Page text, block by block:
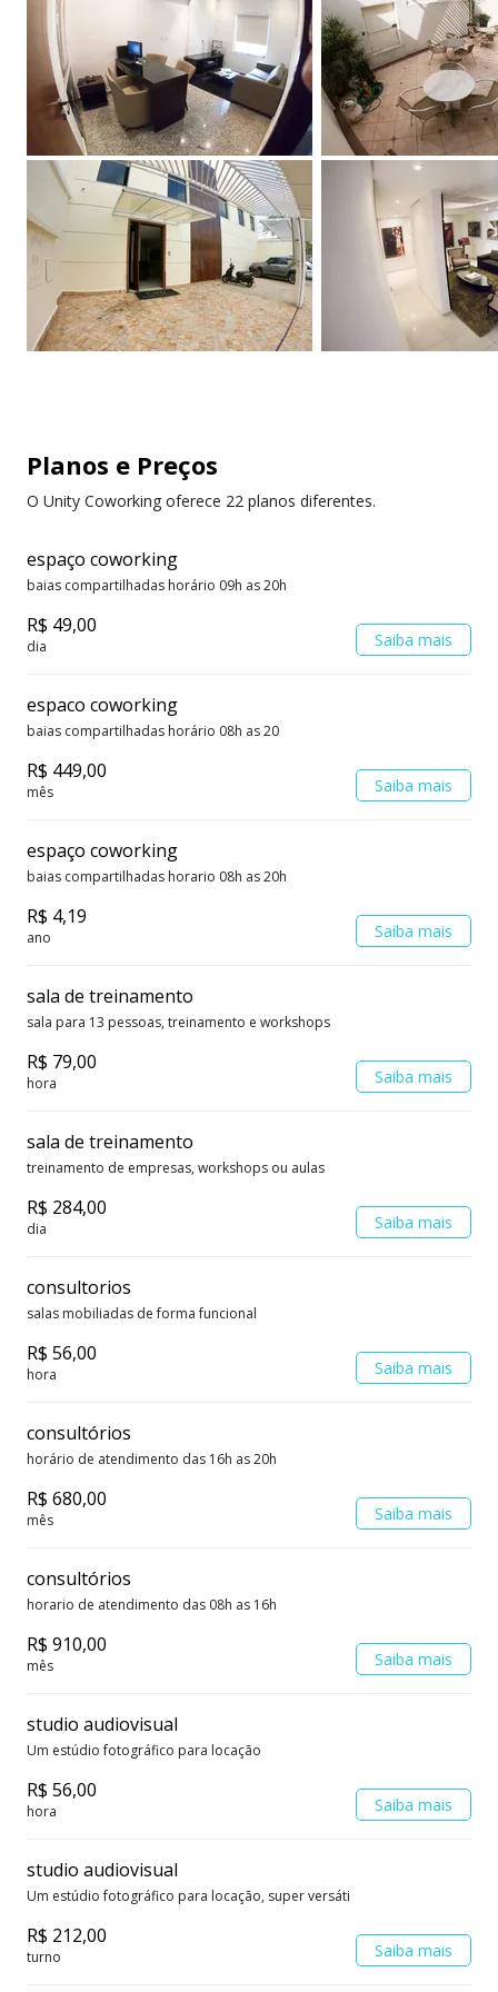
O que está incluso no valor total:
*condomínio
*IPTU
*conta luz
*conta água
*Acesso a internet banda larga de alta velocidade
possui diversas funções (organizar salas, reposição
de material, etc.)
* Limpeza semanal da sala individual e diária das
áreas comuns.
* Gastos com material de limpeza e café
* Limpeza e manutenção preventiva de todos os
aparelhos de ar-condicionado a cada 6 meses.
Planos e Preços
O Unity Coworking oferece 22 planos diferentes.
espaço coworking
baias compartilhadas horário 09h as 20h
R$ 49,00
dia Saiba mais
espaco coworking
baias compartilhadas horário 08h as 20
R$ 449,00
mês Saiba mais
espaço coworking
baias compartilhadas horario 08h as 20h
R$ 4,19
ano Saiba mais
sala de treinamento
sala para 13 pessoas, treinamento e workshops
R$ 79,00
hora Saiba mais
sala de treinamento
treinamento de empresas, workshops ou aulas
R$ 284,00
dia Saiba mais
consultorios
salas mobiliadas de forma funcional
R$ 56,00
hora Saiba mais
consultórios
horário de atendimento das 16h as 20h
R$ 680,00
mês Saiba mais
consultórios
horario de atendimento das 08h as 16h
R$ 910,00
mês Saiba mais
studio audiovisual
Um estúdio fotográfico para locação
R$ 56,00
hora Saiba mais
studio audiovisual
Um estúdio fotográfico para locação, super versáti
R$ 212,00
turno Saiba mais